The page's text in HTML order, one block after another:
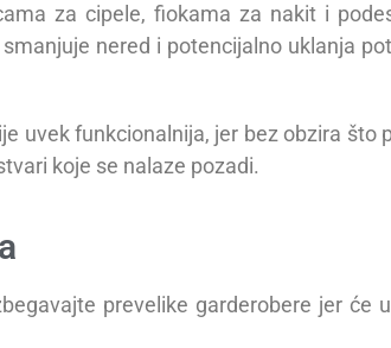
za cipele, fiokama za nakit i
nered i potencijalno uklanja
uvek funkcionalnija, jer bez obzira što
koje se nalaze pozadi.
prevelike garderobere jer će